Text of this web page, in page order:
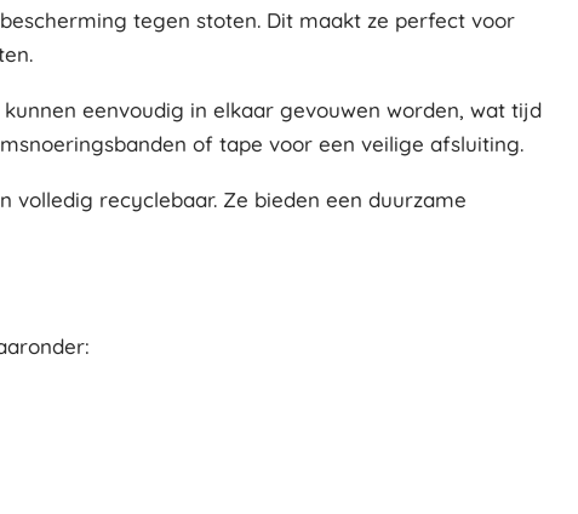
tegen stoten. Dit maakt ze perfect voor
eenvoudig in elkaar gevouwen worden, wat tijd
of tape voor een veilige afsluiting.
volledig recyclebaar. Ze bieden een duurzame